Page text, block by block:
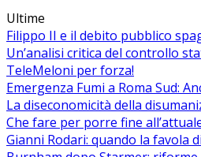
Ultime
Filippo II e il debito pubblico
Un’analisi critica del controllo
TeleMeloni per forza!
Emergenza Fumi a Roma Sud:
La diseconomicità della
Che fare per porre fine
Gianni Rodari: quando la favola